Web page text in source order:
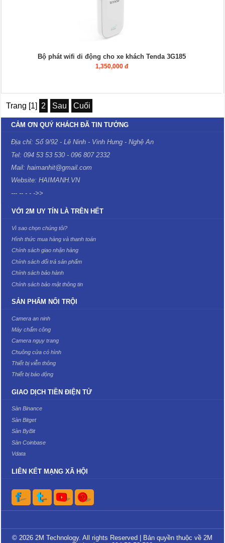
Bộ phát wifi di động cho xe khách Tenda 3G185
1,350,000 đ
Trang [1] 2 Sau Cuối
CẢM ƠN QUÝ KHÁCH ĐÃ TIN TƯỞNG
Địa chỉ: Số 9/92 - Lê Ninh - Vinh Hưng - Nghệ An
Tel: 094 53 53 530 - 096 807 2332
Mail: haimanhit@gmail.com
Website: HAIMANH.VN
--- -- - - ->>
VỚI 2M UY TÍN LÀ TRÊN HẾT
Vì sao chọn chúng tôi?
Hình thức mua hàng và thanh toán
Chính sách giao nhận hàng
Chính sách đổi trả sản phẩm
Chính sách bảo hành
Chính sách bảo mật thông tin
SẢN PHẨM NỔI TRỘI
Camera an ninh
Máy chấm công
Camera ngụy trang
Chuông cửa có hình
Thiết bị viễn thông
Thiết bị báo động
GIAO DỊCH TIỀN ĐIỆN TỬ
Sàn Binance
Sàn Bitget
Sàn ByBit
Sàn Coinbase
Vdata
LIÊN KẾT MẠNG XÃ HỘI
© 2026 2M Technology. All rights Reserved | Bản quyền thuộc về 2M